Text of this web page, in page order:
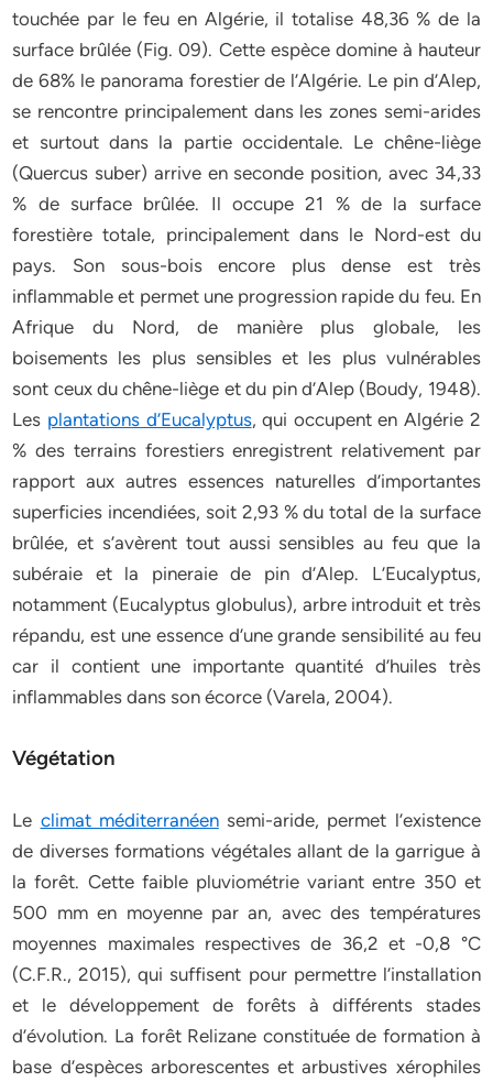
touchée par le feu en Algérie, il totalise 48,36 % de la
surface brûlée (Fig. 09). Cette espèce domine à hauteur
de 68% le panorama forestier de l’Algérie. Le pin d’Alep,
se rencontre principalement dans les zones semi-arides
et surtout dans la partie occidentale. Le chêne-liège
(Quercus suber) arrive en seconde position, avec 34,33
% de surface brûlée. Il occupe 21 % de la surface
forestière totale, principalement dans le Nord-est du
pays. Son sous-bois encore plus dense est très
inflammable et permet une progression rapide du feu. En
Afrique du Nord, de manière plus globale, les
boisements les plus sensibles et les plus vulnérables
sont ceux du chêne-liège et du pin d’Alep (Boudy, 1948).
Les plantations d’Eucalyptus, qui occupent en Algérie 2
% des terrains forestiers enregistrent relativement par
rapport aux autres essences naturelles d’importantes
superficies incendiées, soit 2,93 % du total de la surface
brûlée, et s’avèrent tout aussi sensibles au feu que la
subéraie et la pineraie de pin d’Alep. L’Eucalyptus,
notamment (Eucalyptus globulus), arbre introduit et très
répandu, est une essence d’une grande sensibilité au feu
car il contient une importante quantité d’huiles très
inflammables dans son écorce (Varela, 2004).
Végétation
Le climat méditerranéensemi-aride, permet l’existence
de diverses formations végétales allant de la garrigue à
la forêt. Cette faible pluviométrie variant entre 350 et
500 mm en moyenne par an, avec des températures
moyennes maximales respectives de 36,2 et -0,8 °C
(C.F.R., 2015), qui suffisent pour permettre l’installation
et le développement de forêts à différents stades
d’évolution. La forêt Relizane constituée de formation à
base d’espèces arborescentes et arbustives xérophiles